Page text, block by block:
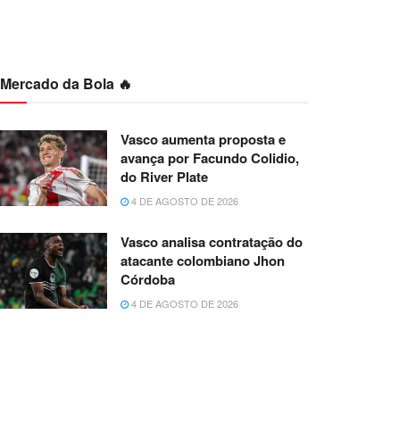
Mercado da Bola 🔥
Vasco aumenta proposta e
avança por Facundo Colidio,
do River Plate
4 DE AGOSTO DE 2026
Vasco analisa contratação do
atacante colombiano Jhon
Córdoba
4 DE AGOSTO DE 2026